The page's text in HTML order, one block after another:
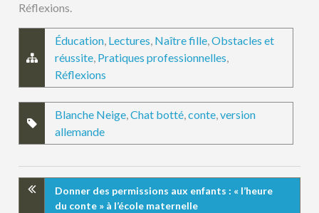
Réflexions.
Éducation, Lectures, Naître fille,Obstacles et
réussite, Pratiques professionnelles,
Réflexions
Blanche Neige,Chat botté,conte,version
allemande
Donner des permissions aux enfants : « l’heure
du conte » à l’école maternelle